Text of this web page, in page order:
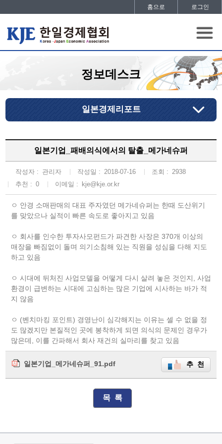
홈으로 로그인
정보데스크
일본경제리포트
일본기업_패배의식에서의 탈출_메가네슈퍼
작성자 : 관리자 작성일 : 2018-07-16 조회 : 2938
추천 : 0 이메일 : kje@kje.or.kr
ㅇ 안경 소매판매의 대표 주자였던 메가네슈퍼는 한때 도산위기
를 맞았으나 실적이 빠른 속도로 좋아지고 있음
ㅇ 회사를 인수한 투자사모펀드가 파견한 사장은 370개 이상의
매장을 빠짐없이 돌며 의기소침해 있는 직원을 성심을 다해 지도
하고 있음
ㅇ 시대에 뒤처진 사업모델을 어떻게 다시 살려 놓은 것인지, 사업
환경이 급변하는 시대에 고심하는 많은 기업에 시사하는 바가 적
지 않음
ㅇ (벤치마킹 포인트) 경영난이 심각해지는 이유는 셀 수 없을 정
도 많겠지만 본질적인 곳에 봉착하게 되면 의식의 문제인 경우가
많은데, 이를 간파해서 회사 재건의 실마리를 찾고 있음
일본기업_메가네슈퍼_91.pdf 추 천
목 록